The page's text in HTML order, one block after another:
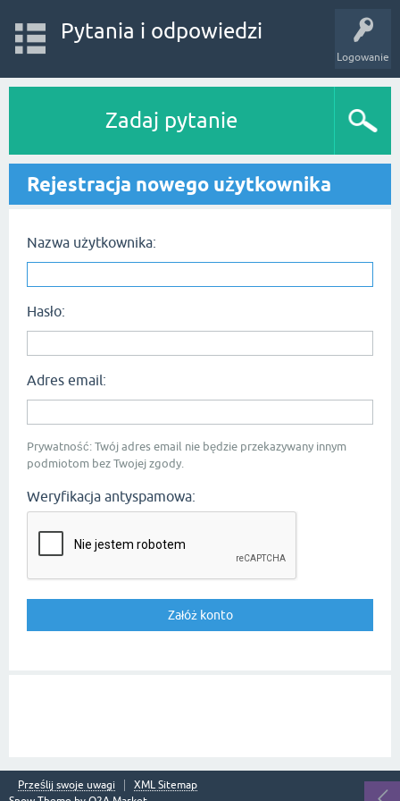
Logowanie
Pytania i odpowiedzi
Zadaj pytanie
Rejestracja nowego użytkownika
Nazwa użytkownika:
Hasło:
Adres email:
Prywatność: Twój adres email nie będzie przekazywany innym
podmiotom bez Twojej zgody.
Weryfikacja antyspamowa:
Prześlij swoje uwagi
XML Sitemap